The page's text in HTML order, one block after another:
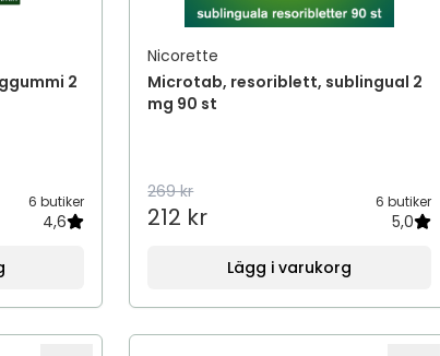
2
6 butiker
4,6
Nicorette
Microtab, resoriblett, sublingual 2
mg 90 st
269 kr
212 kr
6 butiker
5,0
Lägg i varukorg